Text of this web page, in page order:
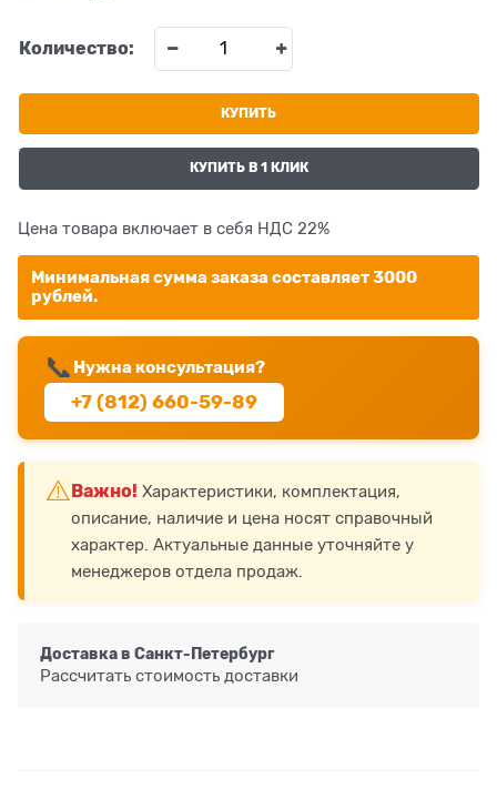
Количество:
КУПИТЬ
КУПИТЬ В 1 КЛИК
Цена товара включает в себя НДС 22%
Минимальная сумма заказа составляет 3000
рублей.
📞 Нужна консультация?
+7 (812) 660-59-89
⚠️Важно! Характеристики, комплектация,
описание, наличие и цена носят справочный
характер. Актуальные данные уточняйте у
менеджеров отдела продаж.
Доставка в Санкт-Петербург
Рассчитать стоимость доставки